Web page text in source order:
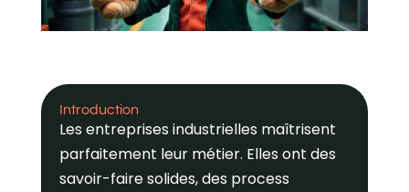
Introduction
Les entreprises industrielles maîtrisent
parfaitement leur métier. Elles ont des
savoir-faire solides, des process